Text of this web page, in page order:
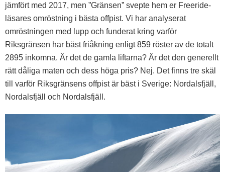
jämfört med 2017, men ”Gränsen” svepte hem er Freeride-
läsares omröstning i bästa offpist. Vi har analyserat
omröstningen med lupp och funderat kring varför
Riksgränsen har bäst friåkning enligt 859 röster av de totalt
2895 inkomna. Är det de gamla liftarna? Är det den generellt
rätt dåliga maten och dess höga pris? Nej. Det finns tre skäl
till varför Riksgränsens offpist är bäst i Sverige: Nordalsfjäll,
Nordalsfjäll och Nordalsfjäll.